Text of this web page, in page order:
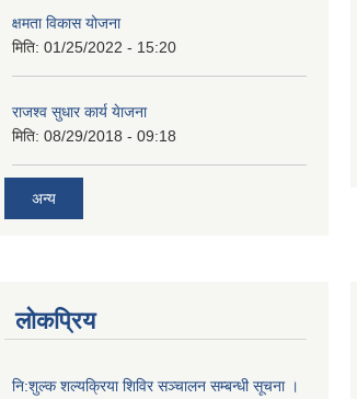
क्षमता विकास योजना
मिति: 01/25/2022 - 15:20
राजश्व सुधार कार्य येाजना
मिति: 08/29/2018 - 09:18
अन्य
लोकप्रिय
नि:शुल्क शल्यक्रिया शिविर सञ्चालन सम्बन्धी सूचना ।